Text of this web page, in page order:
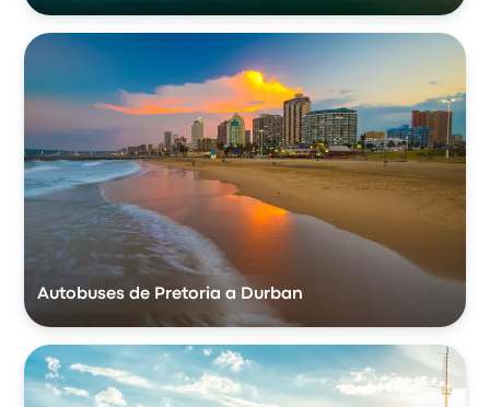
Autobuses de Pretoria a Durban